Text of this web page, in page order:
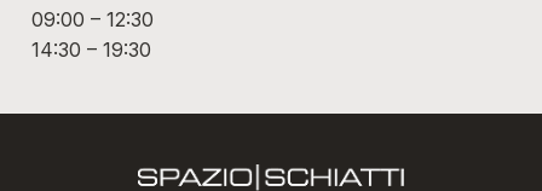
09:00 – 12:30
14:30 – 19:30